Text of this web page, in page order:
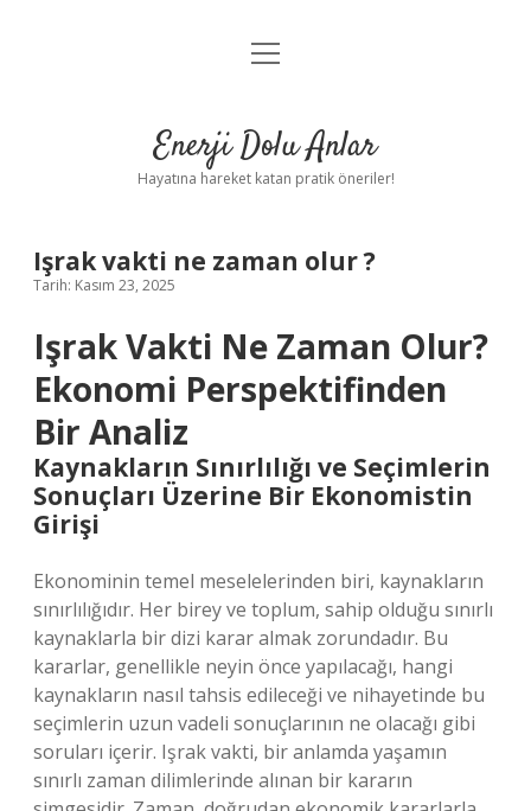
Anasayfa
Yasal Uyarı
menüyü
Enerji Dolu Anlar
Hayatına hareket katan pratik öneriler!
Işrak vakti ne zaman olur ?
Tarih: Kasım 23, 2025
Işrak Vakti Ne Zaman Olur?
Ekonomi Perspektifinden
Bir Analiz
Kaynakların Sınırlılığı ve Seçimlerin
Sonuçları Üzerine Bir Ekonomistin
Girişi
Ekonominin temel meselelerinden biri, kaynakların
sınırlılığıdır. Her birey ve toplum, sahip olduğu sınırlı
kaynaklarla bir dizi karar almak zorundadır. Bu
kararlar, genellikle neyin önce yapılacağı, hangi
kaynakların nasıl tahsis edileceği ve nihayetinde bu
seçimlerin uzun vadeli sonuçlarının ne olacağı gibi
soruları içerir. Işrak vakti, bir anlamda yaşamın
sınırlı zaman dilimlerinde alınan bir kararın